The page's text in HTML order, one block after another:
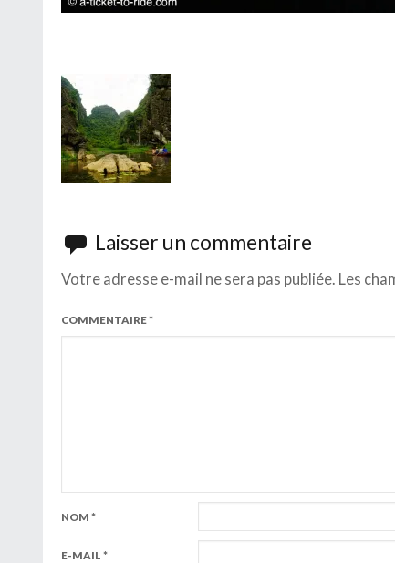
Laisser un commentaire
Votre adresse e-mail ne sera pas publiée. Les
COMMENTAIRE*
NOM *
E-MAIL *